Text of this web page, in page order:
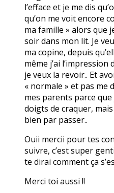
l’efface et je me dis
qu’on me voit encore
ma famille » alors que
soir dans mon lit. Je
ma copine, depuis
même j’ai
je veux la revoir.. Et
« normale » et pas me
mes parents parce que
doigts de craquer,
bien par passer..
Ouii mercii pour tes
suivre, c’est super
te dirai comment ça
Merci toi aussi !!